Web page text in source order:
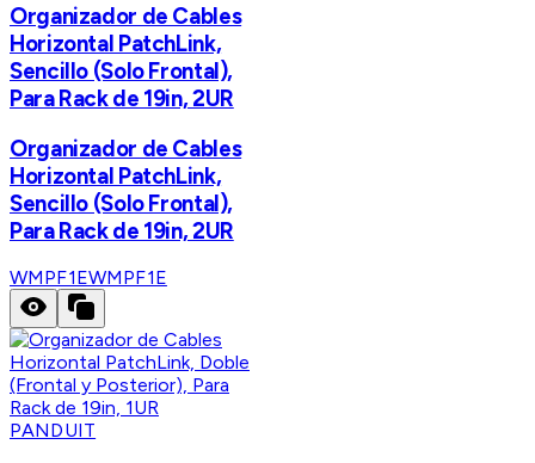
Organizador de Cables
Horizontal PatchLink,
Sencillo (Solo Frontal),
Para Rack de 19in, 2UR
Organizador de Cables
Horizontal PatchLink,
Sencillo (Solo Frontal),
Para Rack de 19in, 2UR
WMPF1EWMPF1E
PANDUIT